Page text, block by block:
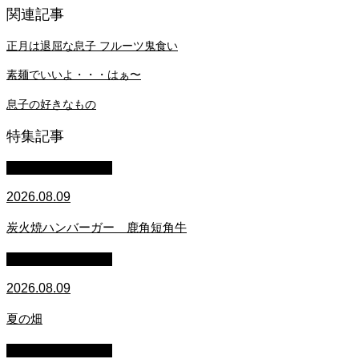
関連記事
正月は退屈な息子 フルーツ鬼食い
素麺でいいよ・・・はぁ〜
息子の好きなもの
特集記事
2026.08.09
炭火焼ハンバーガー 鹿角短角牛
2026.08.09
夏の畑